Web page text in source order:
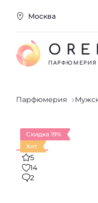
Москва
Парфюмерия
Скидка 19%
Хит
5
14
2